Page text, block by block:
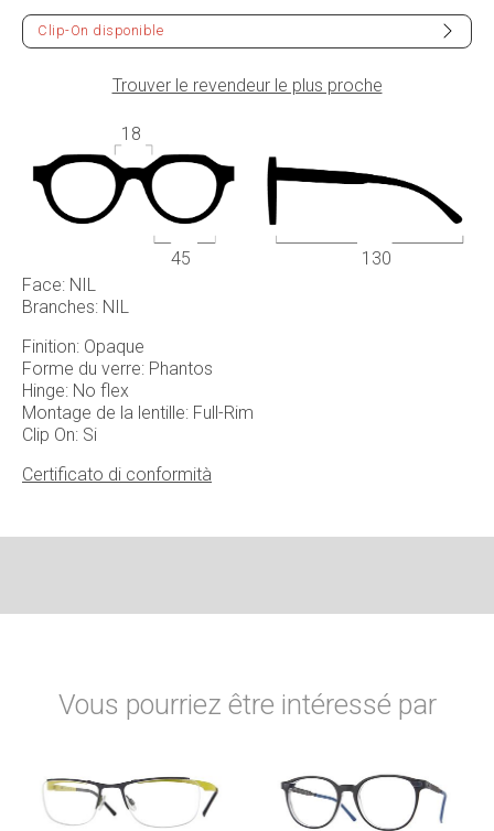
Face: NIL
Branches: NIL
Finition: Opaque
Forme du verre: Phantos
Hinge: No flex
Montage de la lentille: Full-Rim
Clip On: Si
Certificato di conformità
Clip-On disponible
Trouver le revendeur le plus proche
45
18
130
Vous pourriez être intéressé par